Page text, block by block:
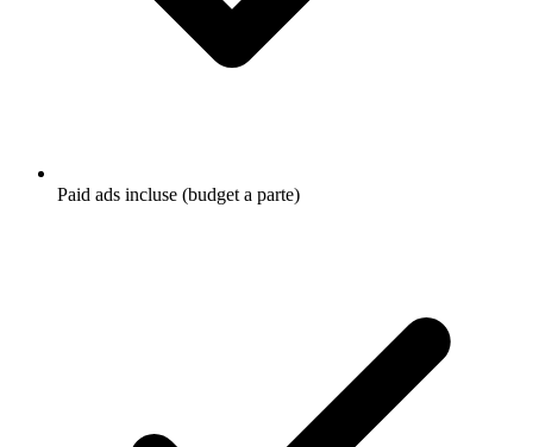
Paid ads incluse (budget a parte)